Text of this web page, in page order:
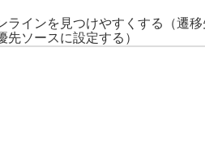
ラインを見つけやすくする
（遷
先ソースに設定する）